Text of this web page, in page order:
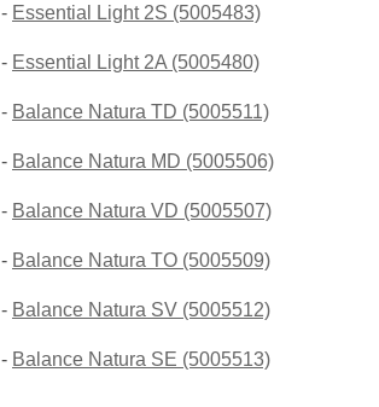
- Essential Light 2S (5005483)
- Essential Light 2A (5005480)
- Balance Natura TD (5005511)
- Balance Natura MD (5005506)
- Balance Natura VD (5005507)
- Balance Natura TO (5005509)
- Balance Natura SV (5005512)
- Balance Natura SE (5005513)